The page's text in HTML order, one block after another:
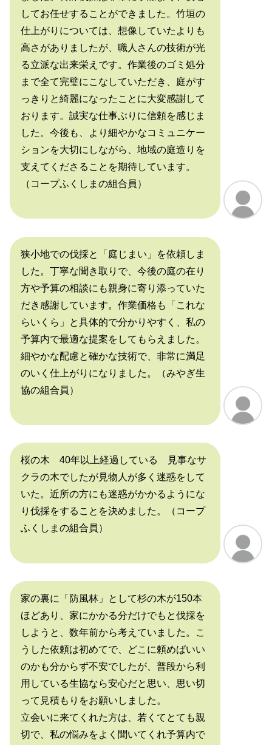
してお任せすることができました。竹垣の
仕上がりについては、想像していたよりも
高さがありましたが、職人さんの技術が光
る立派な出来栄えです。作業後のゴミ処分
まで全て完璧にこなしていただき、庭がす
っきりと綺麗になったことに大変感謝して
おります。誠実な仕事ぶりに信頼を感じま
した。今後も、より細やかなコミュニケー
ションを大切にしながら、地域の庭造りを
支えてくださることを期待しています。
（コープふくしまの組合員）
狭小地での伐採と「庭じまい」を依頼しま
した。丁寧な聞き取りで、今後の庭の在り
方や予算の相談にも親身に寄り添っていた
だき感謝しています。作業価格も「これな
らいくら」と具体的で分かりやすく、私の
予算内で最適な提案をしてもらえました。
細やかな配慮と確かな技術で、非常に満足
のいく仕上がりになりました。（みやぎ生
協の組合員）
桜の木 40年以上経過している 見事なサ
クラの木でしたが見物人が多く迷惑をして
いた。近所の方にも迷惑がかかるようにな
り伐採をすることを決めました。（コープ
ふくしまの組合員）
家の裏に「防風林」として杉の木が150本
ほどあり、家にかかる分だけでもと伐採を
しようと、数年前から考えていました。こ
うした依頼は初めてで、どこに頼めばいい
のかも分からず不安でしたが、普段から利
用している生協なら安心だと思い、思い切
って見積もりをお願いしました。
立会いに来てくれた方は、若くてとても親
切で、私の悩みをよく聞いてくれ予算内で